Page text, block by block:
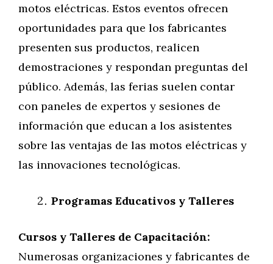
motos eléctricas. Estos eventos ofrecen
oportunidades para que los fabricantes
presenten sus productos, realicen
demostraciones y respondan preguntas del
público. Además, las ferias suelen contar
con paneles de expertos y sesiones de
información que educan a los asistentes
sobre las ventajas de las motos eléctricas y
las innovaciones tecnológicas.
Programas Educativos y Talleres
Cursos y Talleres de Capacitación:
Numerosas organizaciones y fabricantes de